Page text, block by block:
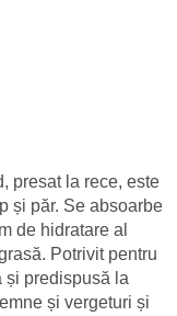
presat la rece, este
și păr. Se absoarbe
de hidratare al
Potrivit pentru
și predispusă la
și vergeturi și